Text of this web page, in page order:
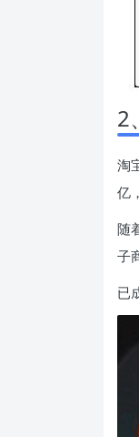
2
淘
亿
随
子
已